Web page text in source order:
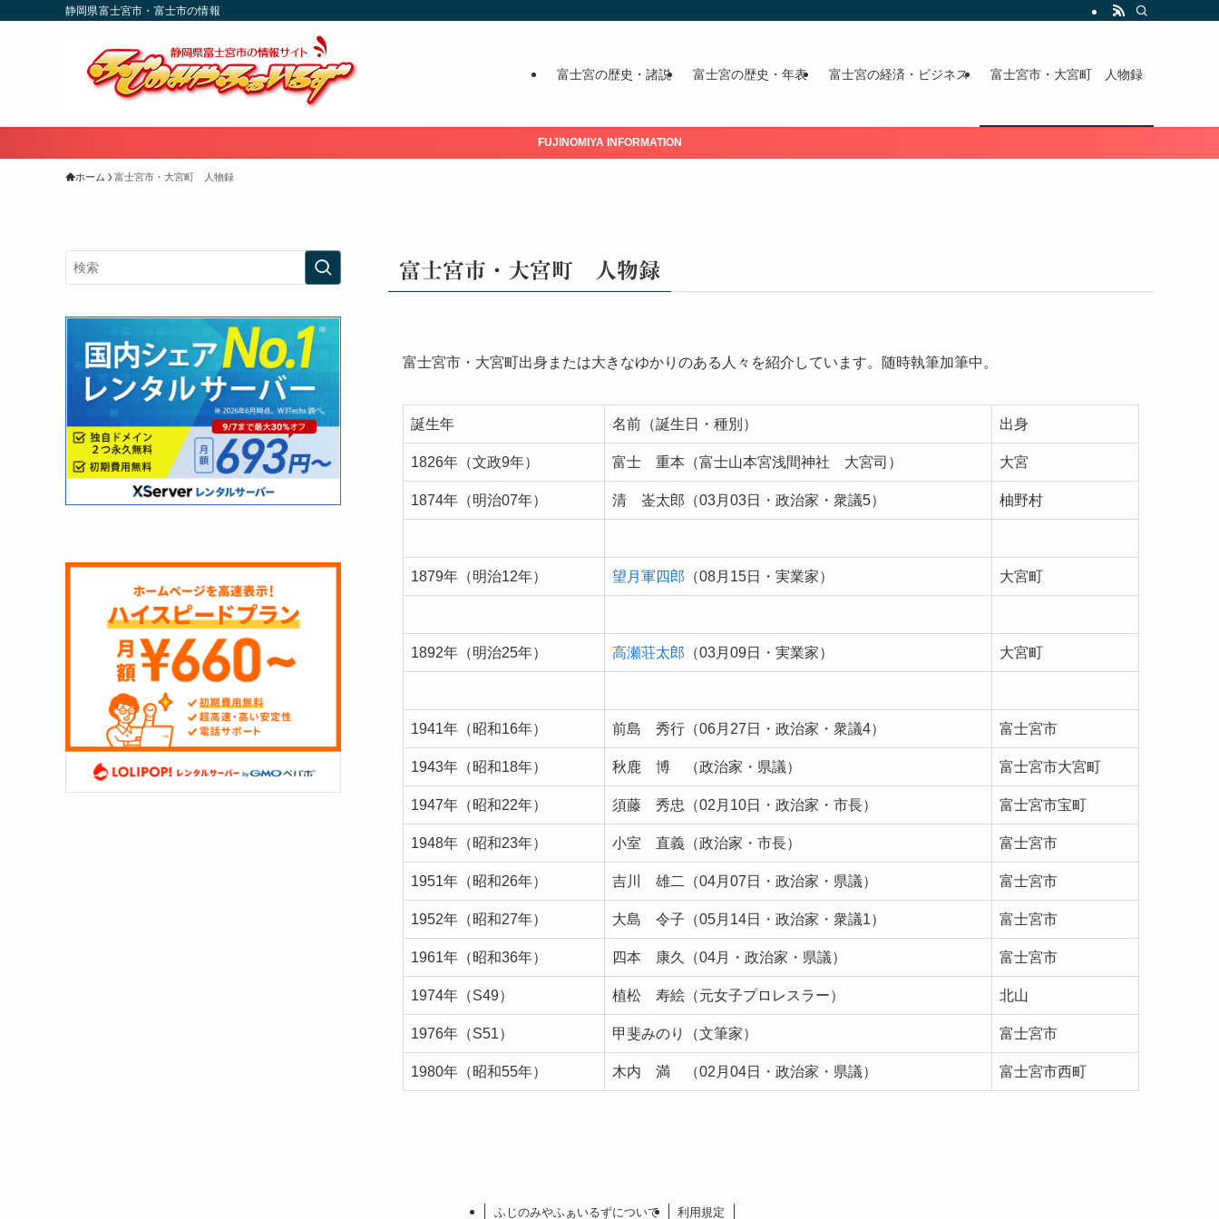
静岡県富士宮市・富士市の情報
富士宮の歴史・諸説 富士宮の歴史・年表 富士宮の経済・ビジネス 富士宮市・大宮町 人物録
FUJINOMIYA INFORMATION
ホーム 富士宮市・大宮町 人物録
富士宮市・大宮町 人物録
富士宮市・大宮町出身または大きなゆかりのある人々を紹介しています。随時執筆加筆中。
誕生年 名前（誕生日・種別） 出身
1826年（文政9年） 富士 重本（富士山本宮浅間神社 大宮司） 大宮
1874年（明治07年） 清 崟太郎（03月03日・政治家・衆議5） 柚野村
1879年（明治12年） 望月軍四郎 （08月15日・実業家） 大宮町
1892年（明治25年） 高瀬荘太郎 （03月09日・実業家） 大宮町
1941年（昭和16年） 前島 秀行（06月27日・政治家・衆議4） 富士宮市
1943年（昭和18年） 秋鹿 博 （政治家・県議） 富士宮市大宮町
1947年（昭和22年） 須藤 秀忠（02月10日・政治家・市長） 富士宮市宝町
1948年（昭和23年） 小室 直義（政治家・市長） 富士宮市
1951年（昭和26年） 吉川 雄二（04月07日・政治家・県議） 富士宮市
1952年（昭和27年） 大島 令子（05月14日・政治家・衆議1） 富士宮市
1961年（昭和36年） 四本 康久（04月・政治家・県議） 富士宮市
1974年（S49） 植松 寿絵（元女子プロレスラー） 北山
1976年（S51） 甲斐みのり（文筆家） 富士宮市
1980年（昭和55年） 木内 満 （02月04日・政治家・県議） 富士宮市西町
ふじのみやふぁいるずについて 利用規定